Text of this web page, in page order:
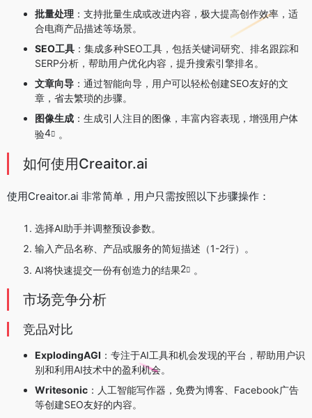
批量处理 ：支持批量生成或改进内容，极大提高创作效率，适
合电商产品描述等场景。
SEO工具 ：集成多种SEO工具，包括关键词研究、排名跟踪和
SERP分析，帮助用户优化内容，提升搜索引擎排名。
文章向导 ：通过智能向导，用户可以轻松创建SEO友好的文
章，省去繁琐的步骤。
图像生成 ：生成引人注目的图像，丰富内容表现，增强用户体
验4 。
如何使用Creaitor.ai
使用Creaitor.ai 非常简单，用户只需按照以下步骤操作：
选择AI助手并调整预设参数。
输入产品名称、产品或服务的简短描述（1-2行）。
AI将快速提交一份有创造力的结果2 。
市场竞争分析
竞品对比
ExplodingAGI ：专注于AI工具和机会发现的平台，帮助用户识
别和利用AI技术中的盈利机会。
Writesonic ：人工智能写作器，免费为博客、Facebook广告
等创建SEO友好的内容。